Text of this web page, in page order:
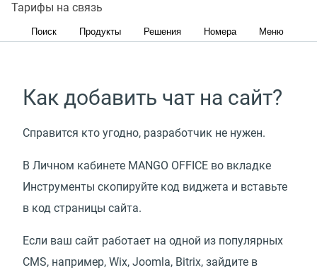
Тарифы на связь
Поиск Продукты Решения Номера Меню
Как добавить чат на сайт?
Справится кто угодно, разработчик не нужен.
В Личном кабинете MANGO OFFICE во вкладке
Инструменты скопируйте код виджета и вставьте
в код страницы сайта.
Если ваш сайт работает на одной из популярных
CMS, например, Wix, Joomla, Bitrix, зайдите в